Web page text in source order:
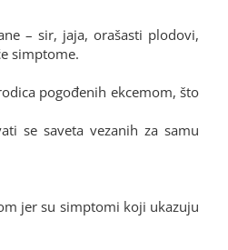
– sir, jaja, orašasti plodovi,
simptome.
pogođenih ekcemom, što
se saveta vezanih za samu
jer su simptomi koji ukazuju